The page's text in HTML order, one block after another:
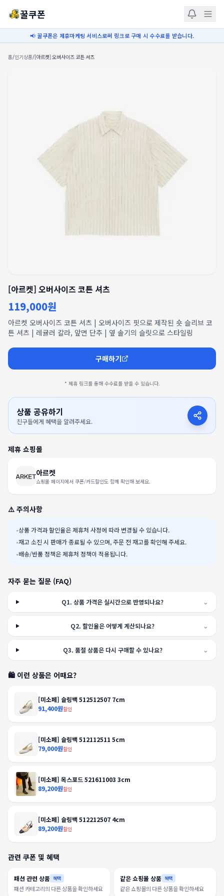
꿀쿠폰
📢 꿀쿠폰은 제휴마케팅 서비스로써 링크로 구매 시 수수료를 받습니다.
홈/인기상품/[아르켓] 오버사이즈 코튼 셔츠
[아르켓] 오버사이즈 코튼 셔츠
119,000원
아르켓 오버사이즈 코튼 셔츠 | 오버사이즈 핏으로 제작된 숏 슬리브 코
튼 셔츠 | 레귤러 칼라, 앞면 단추 | 옆 솔기의 슬릿으로 스타일링
구매하기
* 제휴 링크를 통해 수수료를 받을 수 있습니다.
상품 공유하기
친구들에게 혜택을 알려주세요.
제휴 쇼핑몰
아르켓
쇼핑몰 페이지에서 쿠폰/카드할인도 함께 확인해 보세요.
⚠️ 주의사항
•상품 가격과 할인율은 제휴처 사정에 따라 변경될 수 있습니다.
•재고 소진 시 판매가 종료될 수 있으며, 주문 전 재고를 확인해 주세요.
•배송/반품 정책은 제휴처 정책이 적용됩니다.
자주 묻는 질문 (FAQ)
Q1.상품 가격은 실시간으로 반영되나요? ⌄
Q2.할인율은 어떻게 계산되나요? ⌄
Q3. 품절 상품은 다시 구매할 수 있나요? ⌄
🛍️ 이런 상품은 어때요?
[미소페] 슬링백 512512507 7cm
91,400원할인
[미소페] 슬링백 512112511 5cm
79,000원할인
[미소페] 옥스포드 521611003 3cm
89,200원할인
[미소페] 슬링백 512212507 4cm
89,200원할인
관련 쿠폰 및 혜택
패션 관련 상품 혜택
패션 카테고리의 다른 상품을 확인하세요
같은 쇼핑몰 상품 혜택
같은 쇼핑몰의 다른 상품을 확인하세요